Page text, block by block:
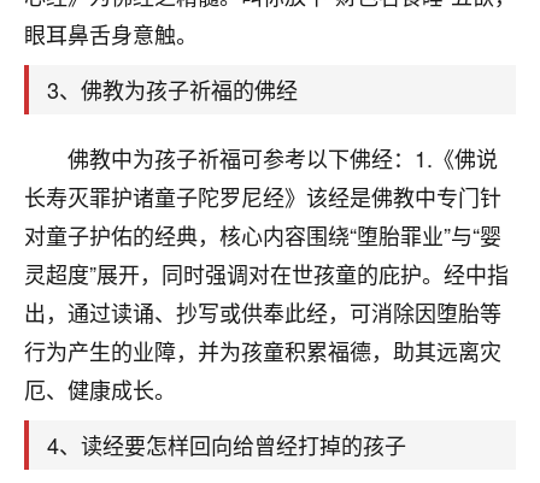
眼耳鼻舌身意触。
3、佛教为孩子祈福的佛经
佛教中为孩子祈福可参考以下佛经：1.《佛说
长寿灭罪护诸童子陀罗尼经》该经是佛教中专门针
对童子护佑的经典，核心内容围绕“堕胎罪业”与“婴
灵超度”展开，同时强调对在世孩童的庇护。经中指
出，通过读诵、抄写或供奉此经，可消除因堕胎等
行为产生的业障，并为孩童积累福德，助其远离灾
厄、健康成长。
4、读经要怎样回向给曾经打掉的孩子
哪样不服都不行！
平安是福：我也是每年找老师化太岁，看年
卦，认识老师3年了，都是缘分啊！
心若莲花
我是做餐饮的，这两年，生意屡屡受挫，店开一家关
一家，要么生意不好，生意好的就出事。前些年攒的
家底快败光了，真是倒霉！我也想找人看看到底怎么
回事？
鹿森：你可以找老师看看，人有时不服命不行
啊！
是我从找店开始都是找慧来老师跟进的，选